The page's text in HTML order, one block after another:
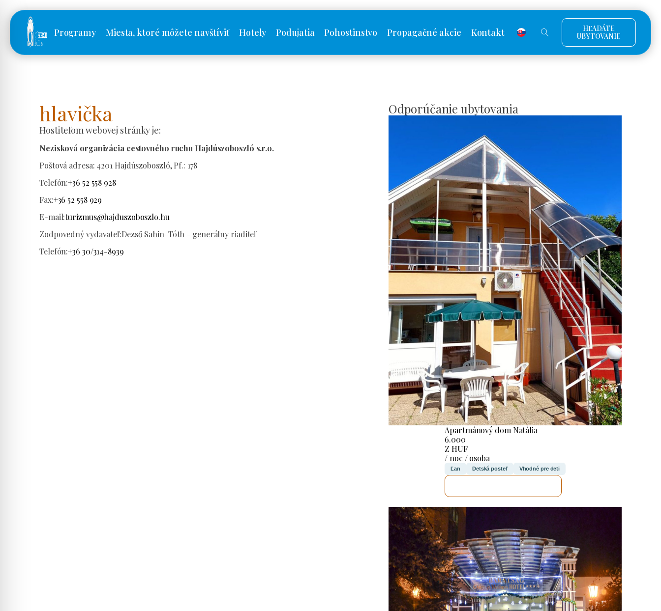
Programy Miesta, ktoré môžete navštíviť Hotely Podujatia Pohostinstvo Propagačné akcie Kontakt
HĽADÁTE
UBYTOVANIE
hlavička
Hostiteľom webovej stránky je:
Nezisková organizácia cestovného ruchu Hajdúszoboszló s.r.o.
Poštová adresa: 4201 Hajdúszoboszló, Pf.: 178
Telefón:+36 52 558 928
Fax:+36 52 558 929
E-mail:turizmus@hajduszoboszlo.hu
Zodpovedný vydavateľ:Dezső Sahin-Tóth - generálny riaditeľ
Telefón:+36 30/314-8939
Odporúčanie ubytovania
Apartmánový dom Natália
6.000
Z HUF
/ noc / osoba
Ľan Detská posteľ Vhodné pre deti